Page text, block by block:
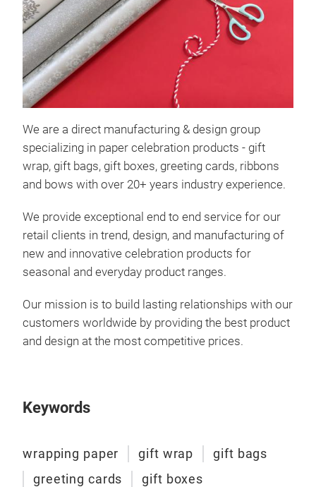
We are a direct manufacturing & design group
specializing in paper celebration products - gift
wrap, gift bags, gift boxes, greeting cards, ribbons
and bows with over 20+ years industry experience.
We provide exceptional end to end service for our
retail clients in trend, design, and manufacturing of
new and innovative celebration products for
seasonal and everyday product ranges.
Our mission is to build lasting relationships with our
customers worldwide by providing the best product
and design at the most competitive prices.
Keywords
wrapping paper gift wrap
gift bags
greeting cards
gift boxes